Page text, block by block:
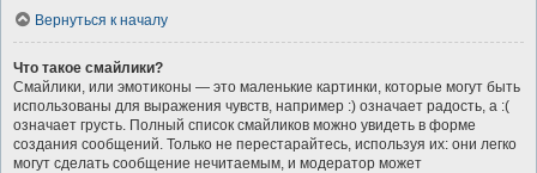
Вернуться к началу
Что такое смайлики?
Смайлики, или эмотиконы — это маленькие картинки, которые могут быть
использованы для выражения чувств, например :) означает радость, а :(
означает грусть. Полный список смайликов можно увидеть в форме
создания сообщений. Только не перестарайтесь, используя их: они легко
могут сделать сообщение нечитаемым, и модератор может